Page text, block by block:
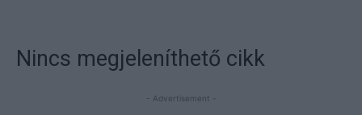
Nincs megjeleníthető cikk
- Advertisement -